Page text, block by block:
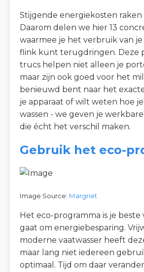
Stijgende energiekosten raken
Daarom delen we hier 13
waarmee je het verbruik van je
flink kunt terugdringen. Deze
trucs helpen niet alleen je
maar zijn ook goed voor het
benieuwd bent naar het
je apparaat of wilt weten hoe
wassen - we geven je
die écht het verschil maken.
Gebruik het eco-
Image Source: Margriet
Het eco-programma is je beste
gaat om energiebesparing.
moderne vaatwasser heeft
maar lang niet iedereen
optimaal. Tijd om daar